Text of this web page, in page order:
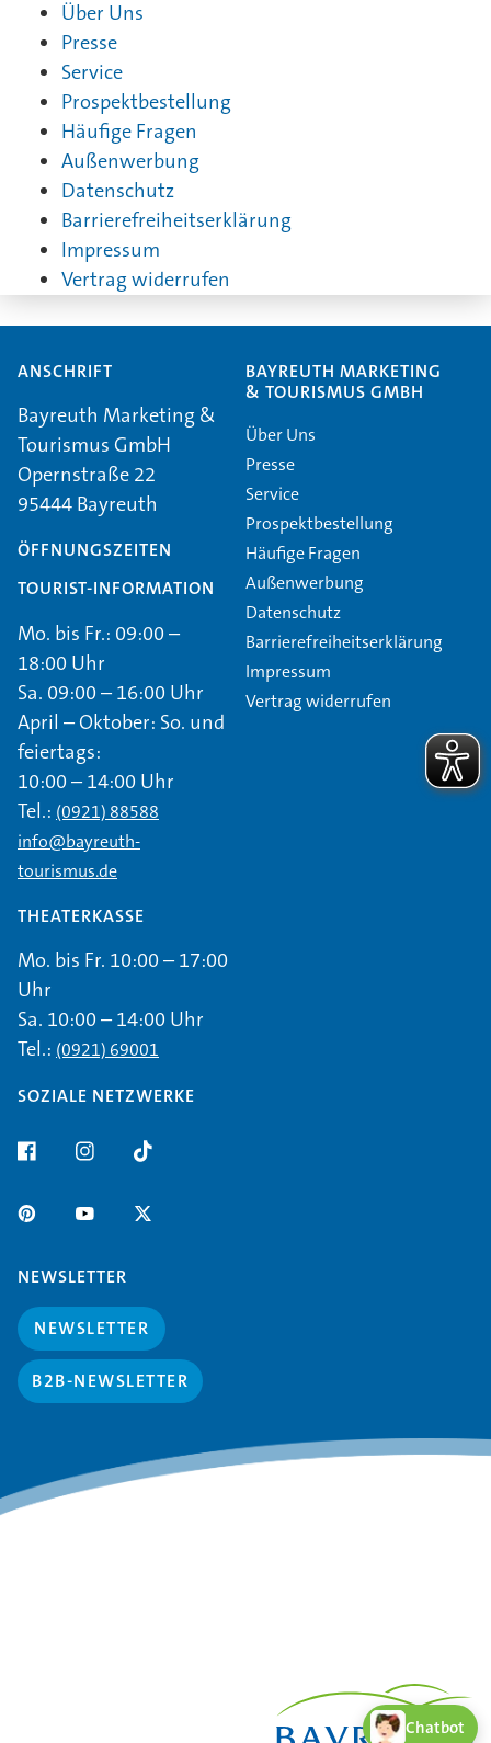
Über Uns
Presse
Service
Prospektbestellung
Häufige Fragen
Außenwerbung
Datenschutz
Barrierefreiheitserklärung
Impressum
Vertrag widerrufen
ANSCHRIFT
Bayreuth Marketing &
Tourismus GmbH
Opernstraße 22
95444 Bayreuth
ÖFFNUNGSZEITEN
TOURIST-INFORMATION
Mo. bis Fr.: 09:00 –
18:00 Uhr
Sa. 09:00 – 16:00 Uhr
April – Oktober: So. und
feiertags:
10:00 – 14:00 Uhr
Tel.: (0921) 88588
info@bayreuth-
tourismus.de
THEATERKASSE
Mo. bis Fr. 10:00 – 17:00
Uhr
Sa. 10:00 – 14:00 Uhr
Tel.: (0921) 69001
SOZIALE NETZWERKE
BAYREUTH MARKETING
& TOURISMUS GMBH
Über Uns
Presse
Service
Prospektbestellung
Häufige Fragen
Außenwerbung
Datenschutz
Barrierefreiheitserklärung
Impressum
Vertrag widerrufen
NEWSLETTER
NEWSLETTER
B2B-NEWSLETTER
Chatbot